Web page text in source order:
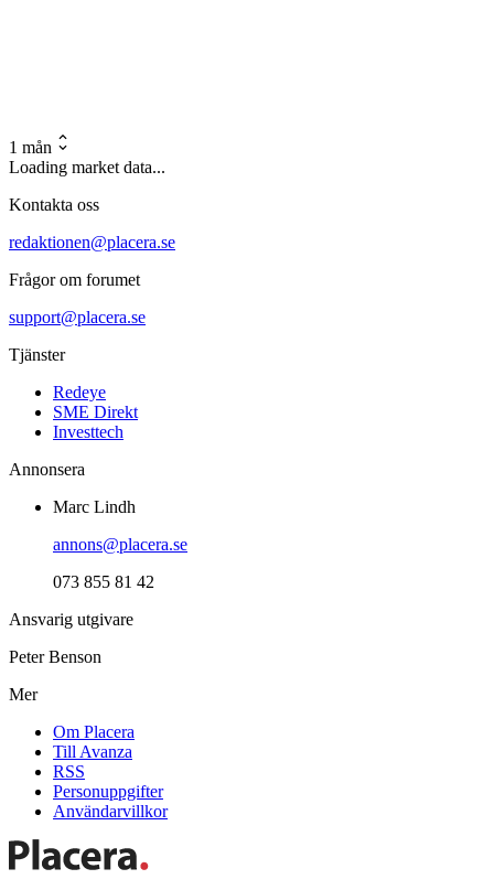
1 mån
Loading market data...
Kontakta oss
redaktionen@placera.se
Frågor om forumet
support@placera.se
Tjänster
Redeye
SME Direkt
Investtech
Annonsera
Marc Lindh
annons@placera.se
073 855 81 42
Ansvarig utgivare
Peter Benson
Mer
Om Placera
Till Avanza
RSS
Personuppgifter
Användarvillkor